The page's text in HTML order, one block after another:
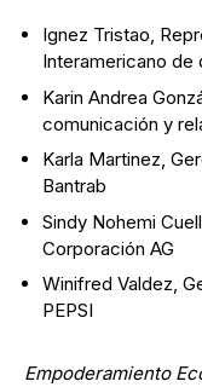
Ignez Tristao,
Interamericano de
Karin Andrea
comunicación y
Karla Martinez,
Bantrab
Sindy Nohemi
Corporación AG
Winifred Valdez,
PEPSI
Empoderamiento